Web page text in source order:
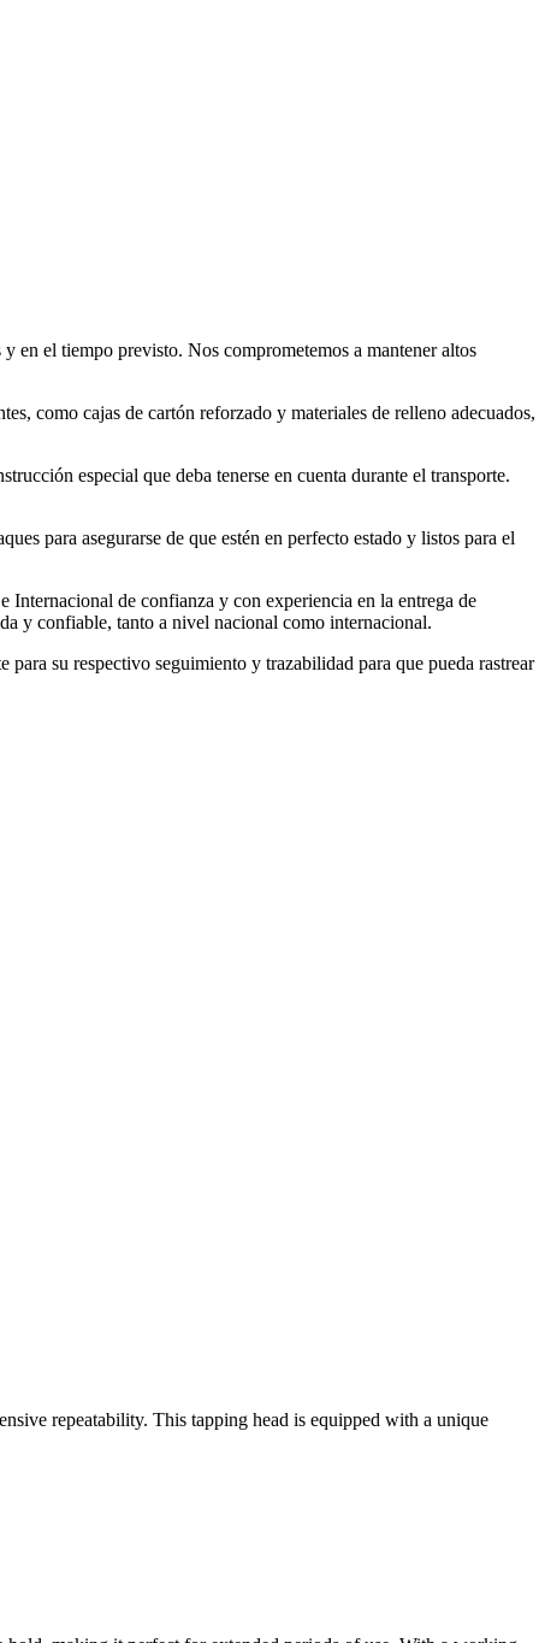
en el tiempo previsto. Nos comprometemos a mantener altos
como cajas de cartón reforzado y materiales de relleno adecuados,
especial que deba tenerse en cuenta durante el transporte.
para asegurarse de que estén en perfecto estado y listos para el
Internacional de confianza y con experiencia en la entrega de
y confiable, tanto a nivel nacional como internacional.
su respectivo seguimiento y trazabilidad para que pueda rastrear
repeatability. This tapping head is equipped with a unique